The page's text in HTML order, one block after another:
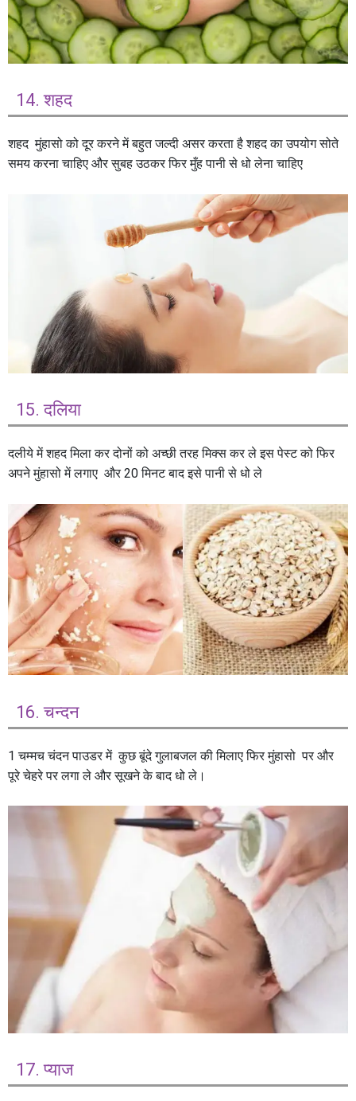
14. शहद
शहद मुंहासो को दूर करने में बहुत जल्दी असर करता है शहद का उपयोग सोते
समय करना चाहिए और सुबह उठकर फिर मुँह पानी से धो लेना चाहिए
15. दलिया
दलीये में शहद मिला कर दोनों को अच्छी तरह मिक्स कर ले इस पेस्ट को फिर
अपने मुंहासो में लगाए और 20 मिनट बाद इसे पानी से धो ले
16. चन्दन
1 चम्मच चंदन पाउडर में कुछ बूंदे गुलाबजल की मिलाए फिर मुंहासो पर और
पूरे चेहरे पर लगा ले और सूखने के बाद धो ले।
17. प्याज